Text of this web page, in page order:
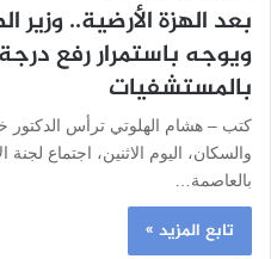
بعد الهزة الأرضية.. وزير
ويوجه باستمرار رفع
بالمستشفيات
كتب – هشام الهلوتي ترأس الدكتور
والسكان، اليوم الاثنين، اجتماع
بالعاصمة…
تابع المزيد »